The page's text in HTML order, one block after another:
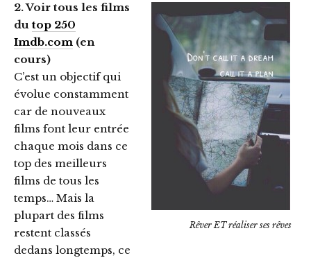
Rêver ET réaliser ses rêves
2. Voir tous les films
du top 250
Imdb.com (en
cours)
C’est un objectif qui
évolue constamment
car de nouveaux
films font leur entrée
chaque mois dans ce
top des meilleurs
films de tous les
temps… Mais la
plupart des films
restent classés
dedans longtemps, ce